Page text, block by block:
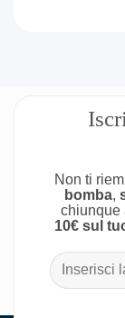
Non ti
bomba,
chiunque
10€ sul